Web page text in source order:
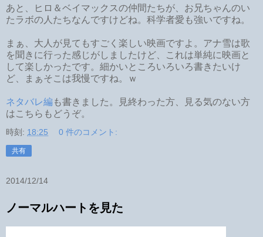
あと、ヒロ＆ベイマックスの仲間たちが、お兄ちゃんのい
たラボの人たちなんですけどね。科学者愛も強いですね。
まぁ、大人が見てもすごく楽しい映画ですよ。アナ雪は歌
を聞きに行った感じがしましたけど、これは単純に映画と
して楽しかったです。細かいところいろいろ書きたいけ
ど、まぁそこは我慢ですね。ｗ
ネタバレ編 も書きました。見終わった方、見る気のない方
はこちらもどうぞ。
時刻: 18:25 0 件のコメント:
共有
2014/12/14
ノーマルハートを見た